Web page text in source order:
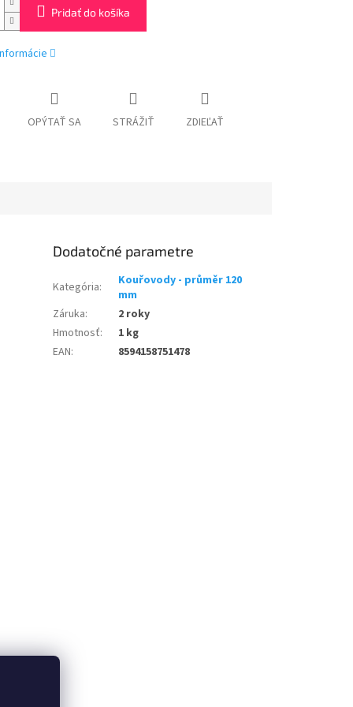
Pridať do košíka
OPÝTAŤ SA STRÁŽIŤ ZDIEĽAŤ
Dodatočné parametre
Kategória:
Kouřovody - průměr 120
mm
Záruka:
2 roky
Hmotnosť:
1 kg
EAN: 8594158751478